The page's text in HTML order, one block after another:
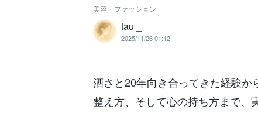
美容・ファッション
tau _
2025/11/26 01:12
酒さと20年向き合ってきた経験
整え方、そして心の持ち方まで、